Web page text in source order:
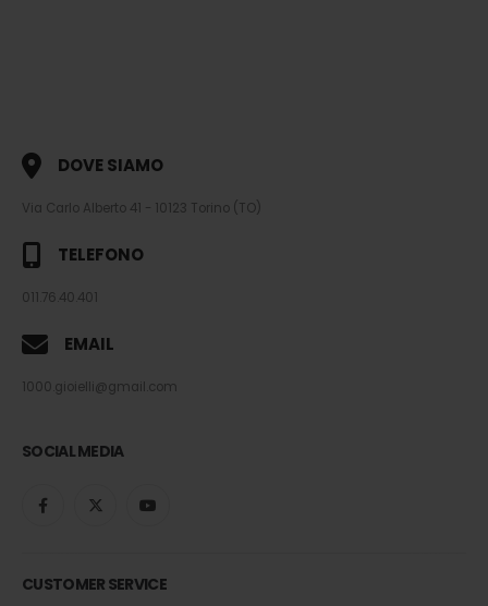
DOVE SIAMO
Via Carlo Alberto 41 - 10123 Torino (TO)
TELEFONO
011.76.40.401
EMAIL
1000.gioielli@gmail.com
SOCIAL MEDIA
CUSTOMER SERVICE